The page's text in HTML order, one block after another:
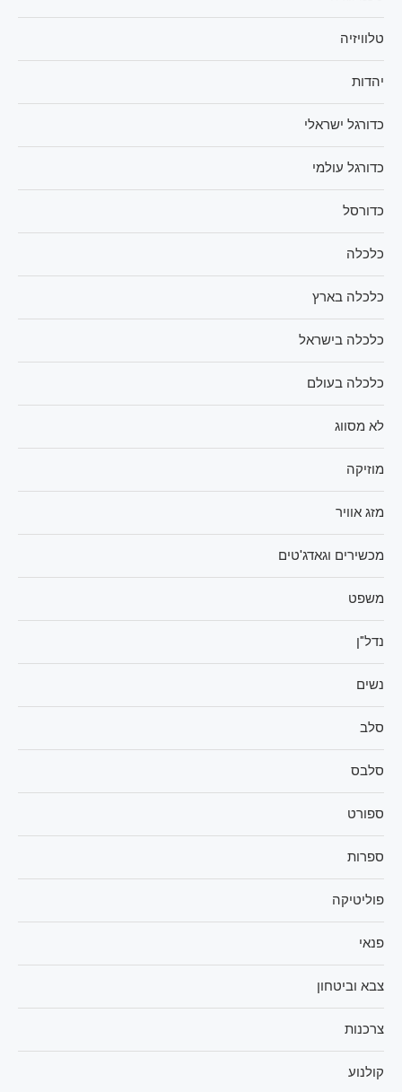
טלוויזיה
יהדות
כדורגל ישראלי
כדורגל עולמי
כדורסל
כלכלה
כלכלה בארץ
כלכלה בישראל
כלכלה בעולם
לא מסווג
מוזיקה
מזג אוויר
מכשירים וגאדג'טים
משפט
נדל"ן
נשים
סלב
סלבס
ספורט
ספרות
פוליטיקה
פנאי
צבא וביטחון
צרכנות
קולנוע